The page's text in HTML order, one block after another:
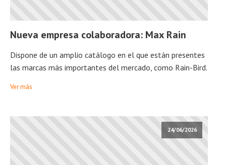
Nueva empresa colaboradora: Max Rain
Dispone de un amplio catálogo en el que están presentes
las marcas más importantes del mercado, como Rain-Bird.
Ver más
24/06/2026